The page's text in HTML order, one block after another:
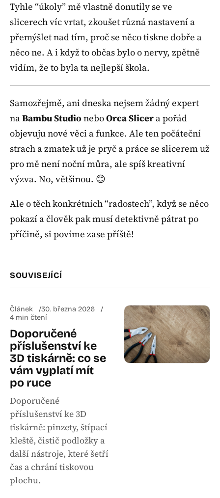
Tyhle “úkoly” mě vlastně donutily se ve
slicerech víc vrtat, zkoušet různá nastavení a
přemýšlet nad tím, proč se něco tiskne dobře a
něco ne. A i když to občas bylo o nervy, zpětně
vidím, že to byla ta nejlepší škola.
Samozřejmě, ani dneska nejsem žádný expert
naBambu Studio neboOrca Slicer a pořád
objevuju nové věci a funkce. Ale ten počáteční
strach a zmatek už je pryč a práce se slicerem už
pro mě není noční můra, ale spíš kreativní
výzva. No, většinou. 😊
Ale o těch konkrétních “radostech”, když se něco
pokazí a člověk pak musí detektivně pátrat po
příčině, si povíme zase příště!
SOUVISEJÍCÍ
Článek
30. března 2026
4 min čtení
Doporučené
příslušenství ke
3D tiskárně: co se
vám vyplatí mít
po ruce
Doporučené
příslušenství ke 3D
tiskárně: pinzety, štípací
kleště, čistič podložky a
další nástroje, které šetří
čas a chrání tiskovou
plochu.